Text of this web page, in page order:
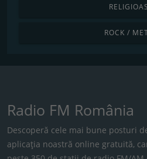
ROCK /
Radio FM România
Descoperă cele mai bune posturi
aplicația noastră online gratuită,